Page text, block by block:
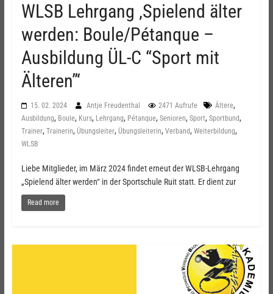
WLSB Lehrgang ‚Spielend älter
werden: Boule/Pétanque –
Ausbildung ÜL-C “Sport mit
Älteren”‘
15. 02. 2024 Antje Freudenthal 2471 Aufrufe Ältere,
Ausbildung, Boule, Kurs, Lehrgang, Pétanque, Senioren, Sport, Sportbund,
Trainer, Trainerin, Übungsleiter, Übungsleiterin, Verband, Weiterbildung,
WLSB
Liebe Mitglieder, im März 2024 findet erneut der WLSB-Lehrgang
„Spielend älter werden“ in der Sportschule Ruit statt. Er dient zur
Read more